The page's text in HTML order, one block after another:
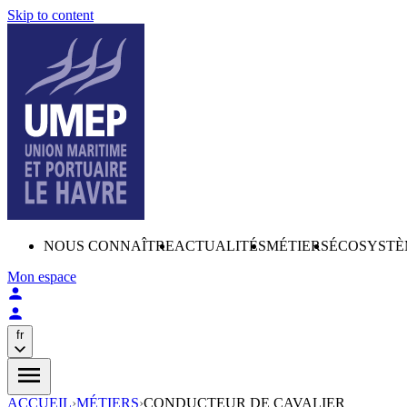
Skip to content
NOUS CONNAÎTREACTUALITÉSMÉTIERS
Mon espace
fr
ACCUEIL›MÉTIERS›CONDUCTEUR DE CAVALIER